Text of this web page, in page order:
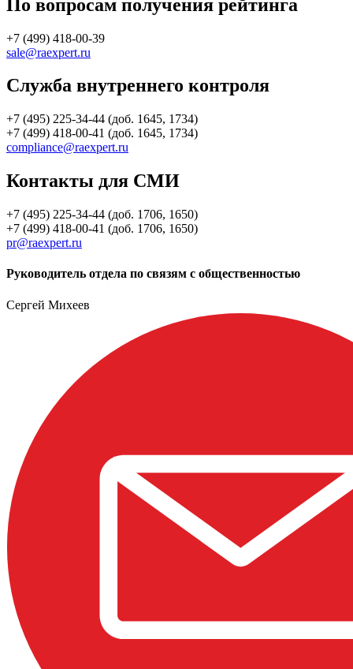
По вопросам получения рейтинга
+7 (499) 418-00-39
sale@raexpert.ru
Служба внутреннего контроля
+7 (495) 225-34-44 (доб. 1645, 1734)
+7 (499) 418-00-41 (доб. 1645, 1734)
compliance@raexpert.ru
Контакты для СМИ
+7 (495) 225-34-44 (доб. 1706, 1650)
+7 (499) 418-00-41 (доб. 1706, 1650)
pr@raexpert.ru
Руководитель отдела по связям с общественностью
Сергей Михеев